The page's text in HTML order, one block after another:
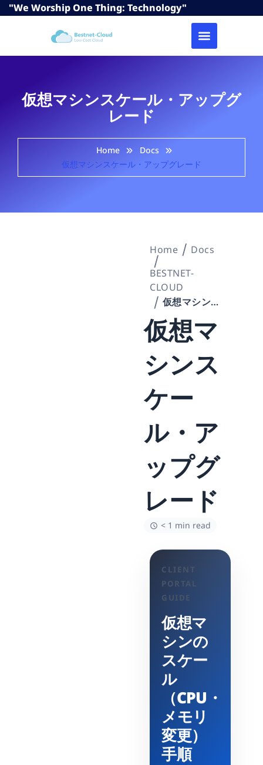
"We Worship One Thing: Technology"
仮想マシンスケール・アップグ
レード
Home
Docs
仮想マシンスケール・アップグレード
Home
Docs
BESTNET-
CLOUD
仮想マシンスケール・アップグレード
仮想マ
シンス
ケー
ル・ア
ップグ
レード
< 1 min read
CLIENT
PORTAL
GUIDE
仮想マ
シンの
スケー
ル
（CPU・
メモリ
変更）
手順